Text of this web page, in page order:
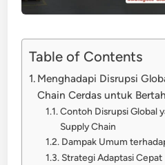
Table of Contents
Menghadapi Disrupsi
Chain Cerdas untuk
Contoh Disrupsi Global
Supply Chain
Dampak Umum
Strategi Adaptasi Cepat